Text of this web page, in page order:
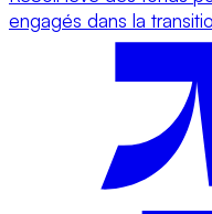
engagés dans la